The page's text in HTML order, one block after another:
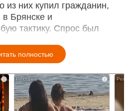
из них купил гражданин,
в Брянске и
тактику. Спрос был
полностью
i